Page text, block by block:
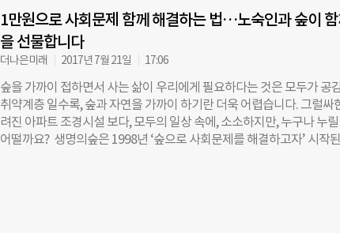
리해도 쉽게 피로해졌고, 또래에 비해 몸집도 왜소했다. 그럼에도 그는
터 ‘일진’ 그룹에 속한 요주의 인물이었다. 어머니의 폭력도 그의 일탈
은 10살때였습니다. 팬티 한 장만 입고 매를 맞다가 도저히 못견디고
‘생활과 밀접히 연관된 정책’을 제안한다. 거대담론이나 엄청난 정책
청년들의 민주 시민의식을 높이고자, 설립 초기부터 대학생정책연구단
난 1일에는 4월부터 12주간 정책활동을 했던 대학생정책연구단 3기 43
선거권, 심장제세동기 설치, 서울시 종량제봉투 사용, 교통안전 보장 등
책 아이디어들이 제시됐다. 박장선 생활정책연구원 사무국장은 “심장
대 및 관련 규정 개선 정책은 의원실 2곳에서 입법발의 의사를 밝혔고,
선 방안은 서울소방재난본부와 공동으로 정책 추진을 준비 중”이라고
1만원으로 사회문제 함께 해결하는 법…노숙인과 숲이
을 선물합니다
더나은미래 2017년 7월 21일 17:06
숲을 가까이 접하면서 사는 삶이 우리에게 필요하다는 것은 모두가 공
취약계층 일수록, 숲과 자연을 가까이 하기란 더욱 어렵습니다. 그럴싸
려진 아파트 조경시설 보다, 모두의 일상 속에, 소소하지만, 누구나 누
어떨까요? 생명의숲은 1998년 ‘숲으로 사회문제를 해결하고자’ 시작